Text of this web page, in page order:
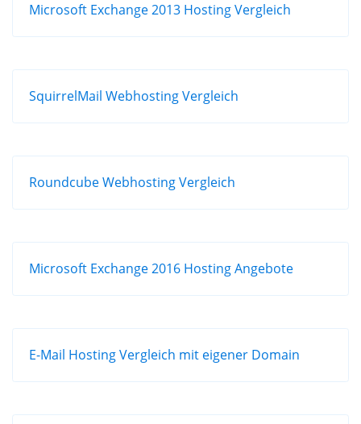
Microsoft Exchange 2013 Hosting Vergleich
SquirrelMail Webhosting Vergleich
Roundcube Webhosting Vergleich
Microsoft Exchange 2016 Hosting Angebote
E-Mail Hosting Vergleich mit eigener Domain